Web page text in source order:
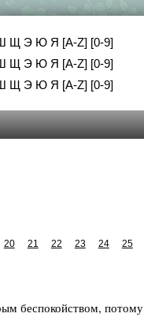
Щ Э Ю Я [A-Z] [0-9]
Щ Э Ю Я [A-Z] [0-9]
Щ Э Ю Я [A-Z] [0-9]
20 21 22 23 24
25
беспокойством, потому